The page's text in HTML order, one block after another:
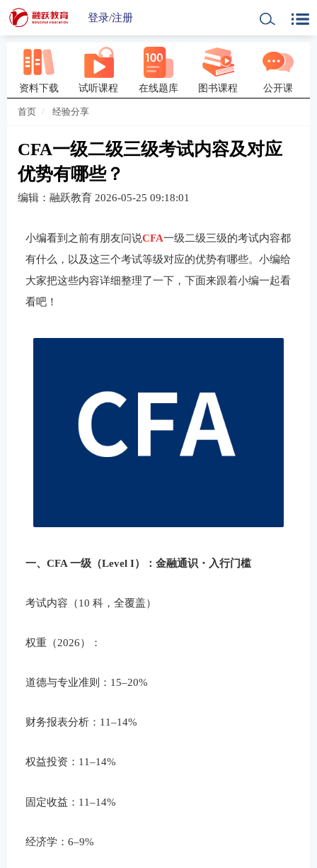
登录/注册
资料下载 试听课程 在线题库 图书课程 公开课
首页 经验分享
CFA一级二级三级考试内容及对应
优势有哪些？
编辑：融跃教育 2026-05-25 09:18:01
小编看到之前有朋友问说CFA一级二级三级的考试内容都
有什么，以及这三个考试等级对应的优势有哪些。小编给
大家把这些内容详细整理了一下，下面来跟着小编一起看
看吧！
一、CFA 一级（Level I）：金融通识・入行门槛
考试内容（10 科，全覆盖）
权重（2026）：
道德与专业准则：15–20%
财务报表分析：11–14%
权益投资：11–14%
固定收益：11–14%
经济学：6–9%